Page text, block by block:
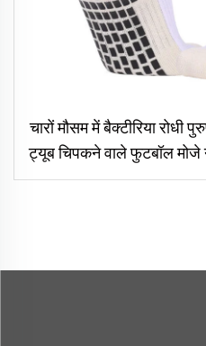
चारों मौसम में बैक्टीरिया रोधी
ट्यूब चिपकने वाले फुटबॉल मोजे